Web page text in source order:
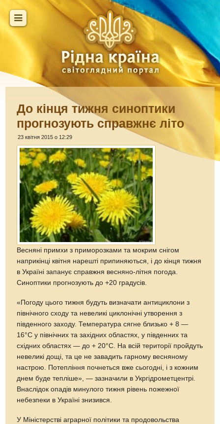
До кінця тижня синоптики
прогнозують справжнє літо
23 квітня 2015 о 12:29
Весняні примхи з приморозками та мокрим снігом
наприкінці квітня нарешті припиняються, і до кінця тижня
в Україні запанує справжня весняно-літня погода.
Синоптики прогнозують до +20 градусів.
«Погоду цього тижня будуть визначати антициклони з
північного сходу та невеликі циклонічні утворення з
південного заходу. Температура сягне близько + 8 —
16°С у північних та західних областях, у південних та
східних областях — до + 20°С. На всій території пройдуть
невеликі дощі, та це не завадить гарному весняному
настрою. Потепління почнеться вже сьогодні, і з кожним
днем буде тепліше», — зазначили в Укргідрометцентрі.
Внаслідок опадів минулого тижня рівень пожежної
небезпеки в Україні знизився.
У Міністерстві аграрної політики та продовольства